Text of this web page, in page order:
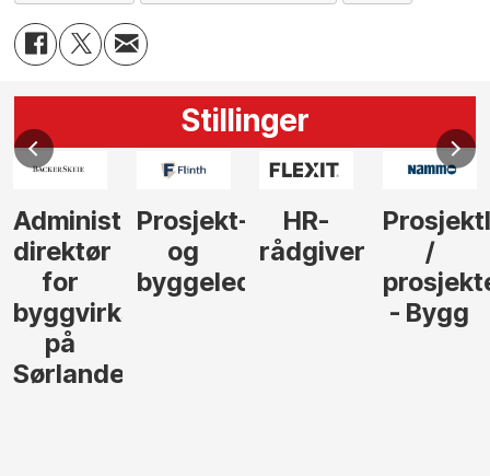
Stillinger
Administrerende
direktør
for
byggvirksomhet
på
Sørlandet
Prosjekt-
og
byggeleder
HR-
rådgiver
/
- Bygg